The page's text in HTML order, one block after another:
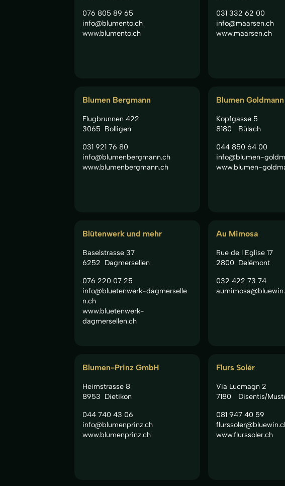
076 805 89 65
info@blumento.ch
www.blumento.ch
031 332 62 00
info@maarsen.ch
www.maarsen.ch
Blumen Bergmann
Flugbrunnen 422
3065 Bolligen
031 921 76 80
info@blumenbergmann.ch
www.blumenbergmann.ch
Blumen Goldmann
Kopfgasse 5
8180
Bülach
044 850 64 00
info@blumen-
www.blumen-
Blütenwerk und mehr
Baselstrasse 37
6252 Dagmersellen
076 220 07 25
info@bluetenwerk-dagmerselle
n.ch
www.bluetenwerk-
dagmersellen.ch
Au Mimosa
Rue de l Eglise 17
2800 Delémont
032 422 73 74
Blumen-Prinz GmbH
Heimstrasse 8
8953 Dietikon
044 740 43 06
info@blumenprinz.ch
www.blumenprinz.ch
Flurs Solèr
Via Lucmagn 2
7180
Disentis/
081 947 40 59
www.flurssoler.ch